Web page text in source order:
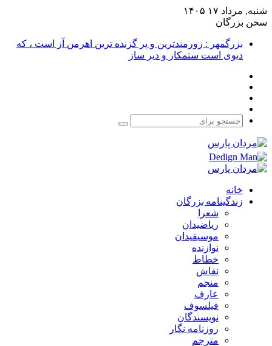
شنبه, مرداد ۱۷ ۱۴۰۵
سخن بزرگان
بزرگمهر : زورمندترین و پر گزنده ترین اهرمن آز است ، که
دیوی است ستمکار و دیر ساز
جستجو
خانه
زندگینامه بزرگان
شعرا
ریاضیدان
موسیقیدان
نوازنده
خطاط
نقاش
منجم
عارف
فیلسوف
نویسندگان
روزنامه نگار
مترجم